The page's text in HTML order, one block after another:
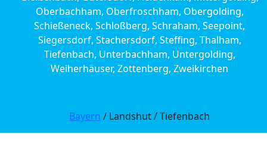
Oberbachham, Oberfroschham, Obergolding,
Schießeneck, Schloßberg, Schraham, Seepoint,
Siegersdorf, Stachersdorf, Steffing, Thalham,
Tiefenbach, Unterbachham, Untergolding,
Weiherhäuser, Zottenberg, Zweikirchen
Bayern / Landshut / Tiefenbach